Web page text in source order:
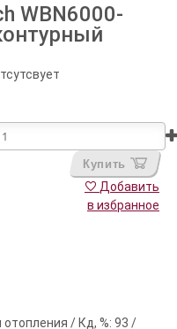
WBN6000-
Купить
Добавить
в избранное
/ Кд, %: 93 /